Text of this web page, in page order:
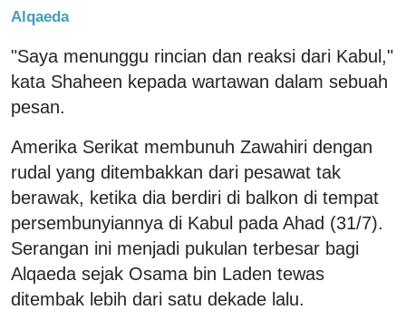
Alqaeda
"Saya menunggu rincian dan reaksi dari Kabul,"
kata Shaheen kepada wartawan dalam sebuah
pesan.
Amerika Serikat membunuh Zawahiri dengan
rudal yang ditembakkan dari pesawat tak
berawak, ketika dia berdiri di balkon di tempat
persembunyiannya di Kabul pada Ahad (31/7).
Serangan ini menjadi pukulan terbesar bagi
Alqaeda sejak Osama bin Laden tewas
ditembak lebih dari satu dekade lalu.